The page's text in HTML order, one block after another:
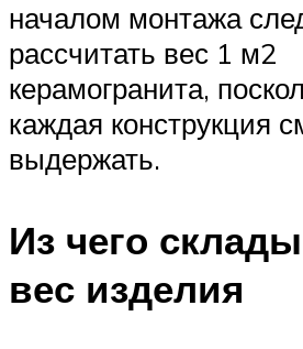
началом монтажа
рассчитать вес 1 м2
керамогранита,
каждая конструкция
выдержать.
Из чего
вес изделия